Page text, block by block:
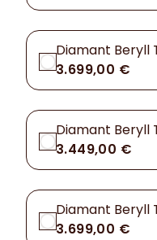
Diamant Beryll
3.699,00 €
Diamant Beryll
3.449,00 €
Diamant Beryll
3.699,00 €